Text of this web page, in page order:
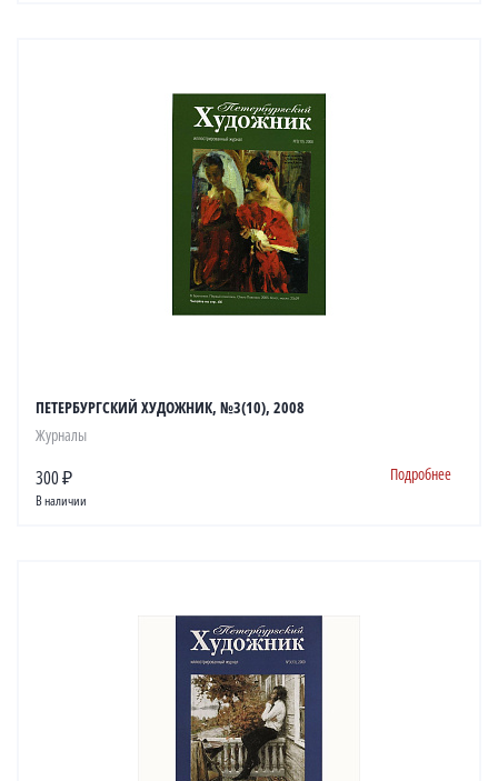
ПЕТЕРБУРГСКИЙ ХУДОЖНИК, №3(10), 2008
Журналы
300 ₽ Подробнее
В наличии